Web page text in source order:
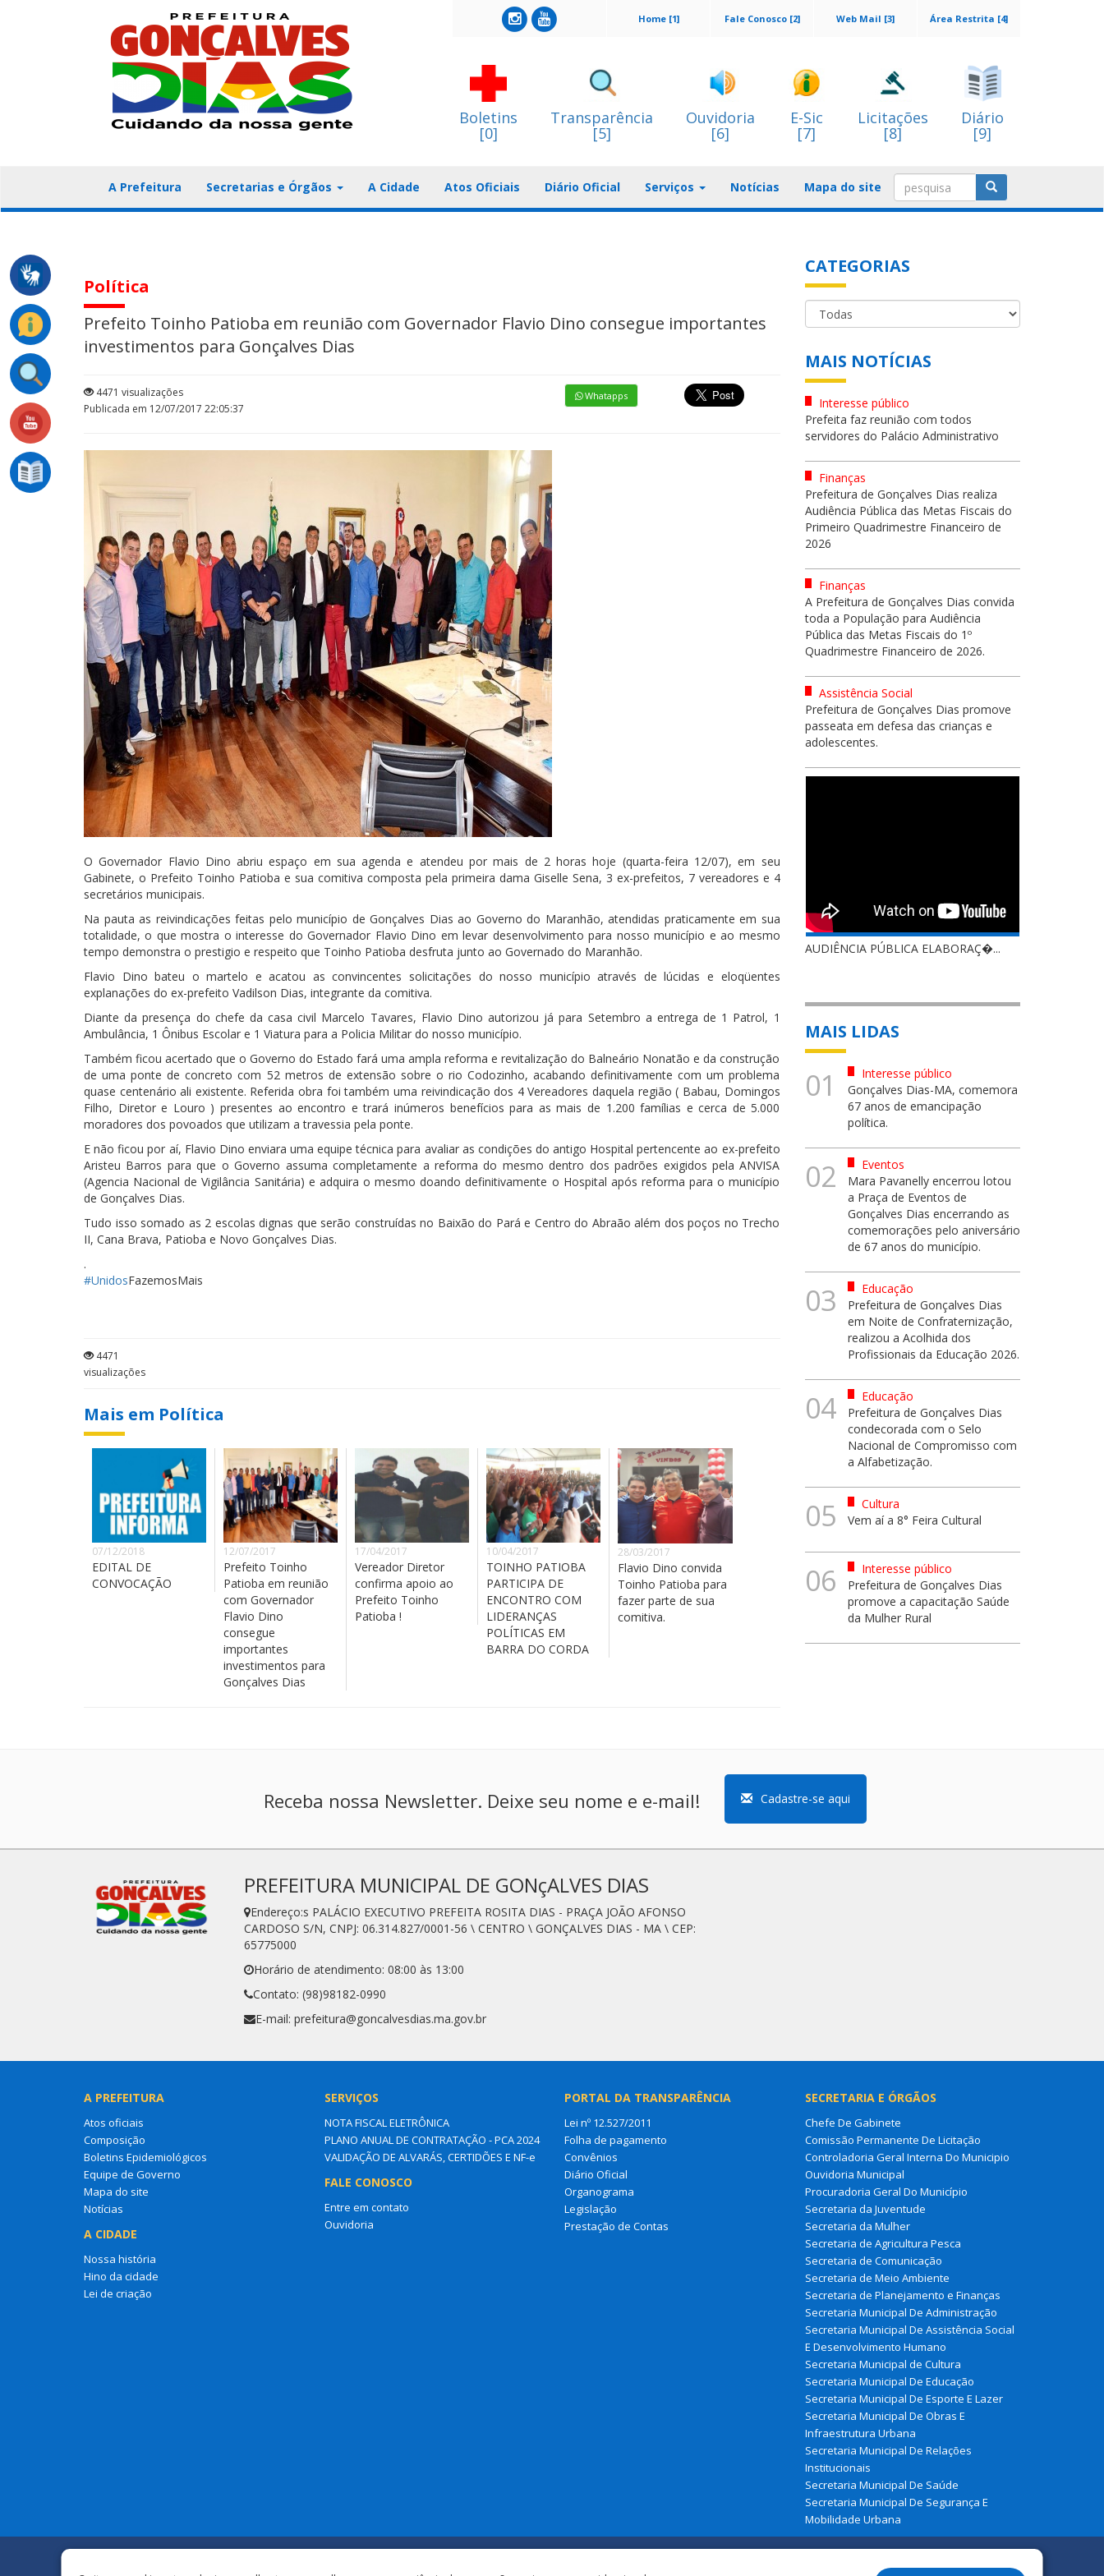
Área Restrita [4]
Web Mail [3]
Fale Conosco [2]
Home [1]
Boletins
[0]
Transparência
[5]
Ouvidoria
[6]
E-Sic
[7]
Licitações
[8]
Diário
[9]
A Prefeitura Secretarias e Órgãos A Cidade Atos Oficiais Diário Oficial Serviços Notícias Mapa do site
Política
Prefeito Toinho Patioba em reunião com Governador Flavio Dino consegue importantes
investimentos para Gonçalves Dias
4471 visualizações
Publicada em 12/07/2017 22:05:37
Whatapps
O Governador Flavio Dino abriu espaço em sua agenda e atendeu por mais de 2 horas hoje (quarta-feira 12/07), em seu
Gabinete, o Prefeito Toinho Patioba e sua comitiva composta pela primeira dama Giselle Sena, 3 ex-prefeitos, 7 vereadores e 4
secretários municipais.
Na pauta as reivindicações feitas pelo município de Gonçalves Dias ao Governo do Maranhão, atendidas praticamente em sua
totalidade, o que mostra o interesse do Governador Flavio Dino em levar desenvolvimento para nosso município e ao mesmo
tempo demonstra o prestigio e respeito que Toinho Patioba desfruta junto ao Governado do Maranhão.
Flavio Dino bateu o martelo e acatou as convincentes solicitações do nosso município através de lúcidas e eloqüentes
explanações do ex-prefeito Vadilson Dias, integrante da comitiva.
Diante da presença do chefe da casa civil Marcelo Tavares, Flavio Dino autorizou já para Setembro a entrega de 1 Patrol, 1
Ambulância, 1 Ônibus Escolar e 1 Viatura para a Policia Militar do nosso município.
Também ficou acertado que o Governo do Estado fará uma ampla reforma e revitalização do Balneário Nonatão e da construção
de uma ponte de concreto com 52 metros de extensão sobre o rio Codozinho, acabando definitivamente com um problema
quase centenário ali existente. Referida obra foi também uma reivindicação dos 4 Vereadores daquela região ( Babau, Domingos
Filho, Diretor e Louro ) presentes ao encontro e trará inúmeros benefícios para as mais de 1.200 famílias e cerca de 5.000
moradores dos povoados que utilizam a travessia pela ponte.
E não ficou por aí, Flavio Dino enviara uma equipe técnica para avaliar as condições do antigo Hospital pertencente ao ex-prefeito
Aristeu Barros para que o Governo assuma completamente a reforma do mesmo dentro dos padrões exigidos pela ANVISA
(Agencia Nacional de Vigilância Sanitária) e adquira o mesmo doando definitivamente o Hospital após reforma para o município
de Gonçalves Dias.
Tudo isso somado as 2 escolas dignas que serão construídas no Baixão do Pará e Centro do Abraão além dos poços no Trecho
II, Cana Brava, Patioba e Novo Gonçalves Dias.
.
#UnidosFazemosMais
4471
visualizações
Mais em Política
07/12/2018
EDITAL DE
CONVOCAÇÃO
12/07/2017
Prefeito Toinho
Patioba em reunião
com Governador
Flavio Dino
consegue
importantes
investimentos para
Gonçalves Dias
17/04/2017
Vereador Diretor
confirma apoio ao
Prefeito Toinho
Patioba !
10/04/2017
TOINHO PATIOBA
PARTICIPA DE
ENCONTRO COM
LIDERANÇAS
POLÍTICAS EM
BARRA DO CORDA
28/03/2017
Flavio Dino convida
Toinho Patioba para
fazer parte de sua
comitiva.
CATEGORIAS
MAIS NOTÍCIAS
Interesse público
Prefeita faz reunião com todos
servidores do Palácio Administrativo
Finanças
Prefeitura de Gonçalves Dias realiza
Audiência Pública das Metas Fiscais do
Primeiro Quadrimestre Financeiro de
2026
Finanças
A Prefeitura de Gonçalves Dias convida
toda a População para Audiência
Pública das Metas Fiscais do 1º
Quadrimestre Financeiro de 2026.
Assistência Social
Prefeitura de Gonçalves Dias promove
passeata em defesa das crianças e
adolescentes.
AUDIÊNCIA PÚBLICA ELABORAÇ�...
MAIS LIDAS
01
Interesse público
Gonçalves Dias-MA, comemora
67 anos de emancipação
política.
02
Eventos
Mara Pavanelly encerrou lotou
a Praça de Eventos de
Gonçalves Dias encerrando as
comemorações pelo aniversário
de 67 anos do município.
03
Educação
Prefeitura de Gonçalves Dias
em Noite de Confraternização,
realizou a Acolhida dos
Profissionais da Educação 2026.
04
Educação
Prefeitura de Gonçalves Dias
condecorada com o Selo
Nacional de Compromisso com
a Alfabetização.
05
Cultura
Vem aí a 8° Feira Cultural
06
Interesse público
Prefeitura de Gonçalves Dias
promove a capacitação Saúde
da Mulher Rural
Receba nossa Newsletter. Deixe seu nome e e-mail! Cadastre-se aqui
PREFEITURA MUNICIPAL DE GONçALVES DIAS
Endereço:s PALÁCIO EXECUTIVO PREFEITA ROSITA DIAS - PRAÇA JOÃO AFONSO
CARDOSO S/N, CNPJ: 06.314.827/0001-56 \ CENTRO \ GONÇALVES DIAS - MA \ CEP:
65775000
Horário de atendimento: 08:00 às 13:00
Contato: (98)98182-0990
E-mail: prefeitura@goncalvesdias.ma.gov.br
A PREFEITURA
Atos oficiais
Composição
Boletins Epidemiológicos
Equipe de Governo
Mapa do site
Notícias
A CIDADE
Nossa história
Hino da cidade
Lei de criação
SERVIÇOS
NOTA FISCAL ELETRÔNICA
PLANO ANUAL DE CONTRATAÇÃO - PCA 2024
VALIDAÇÃO DE ALVARÁS, CERTIDÕES E NF-e
FALE CONOSCO
Entre em contato
Ouvidoria
PORTAL DA TRANSPARÊNCIA
Lei nº 12.527/2011
Folha de pagamento
Convênios
Diário Oficial
Organograma
Legislação
Prestação de Contas
SECRETARIA E ÓRGÃOS
Chefe De Gabinete
Comissão Permanente De Licitação
Controladoria Geral Interna Do Municipio
Ouvidoria Municipal
Procuradoria Geral Do Município
Secretaria da Juventude
Secretaria da Mulher
Secretaria de Agricultura Pesca
Secretaria de Comunicação
Secretaria de Meio Ambiente
Secretaria de Planejamento e Finanças
Secretaria Municipal De Administração
Secretaria Municipal De Assistência Social
E Desenvolvimento Humano
Secretaria Municipal de Cultura
Secretaria Municipal De Educação
Secretaria Municipal De Esporte E Lazer
Secretaria Municipal De Obras E
Infraestrutura Urbana
Secretaria Municipal De Relações
Institucionais
Secretaria Municipal De Saúde
Secretaria Municipal De Segurança E
Mobilidade Urbana